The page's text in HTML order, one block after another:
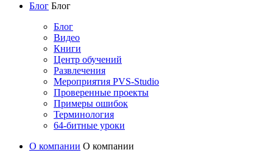
Блог Блог
Блог
Видео
Книги
Центр обучений
Развлечения
Мероприятия PVS-Studio
Проверенные проекты
Примеры ошибок
Терминология
64-битные уроки
О компании О компании